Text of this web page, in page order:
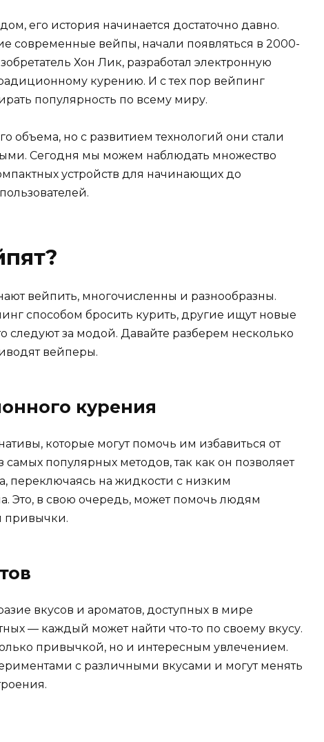
его история начинается достаточно давно.
современные вейпы, начали появляться в 2000-
Хон Лик, разработал электронную
курению. И с тех пор вейпинг
популярность по всему миру.
объема, но с развитием технологий они стали
Сегодня мы можем наблюдать множество
устройств для начинающих до
вейпить, многочисленны и разнообразны.
способом бросить курить, другие ищут новые
следуют за модой. Давайте разберем несколько
вейперы.
курения
которые могут помочь им избавиться от
популярных методов, так как он позволяет
переключаясь на жидкости с низким
Это, в свою очередь, может помочь людям
привычки.
вкусов и ароматов, доступных в мире
— каждый может найти что-то по своему вкусу.
привычкой, но и интересным увлечением.
с различными вкусами и могут менять